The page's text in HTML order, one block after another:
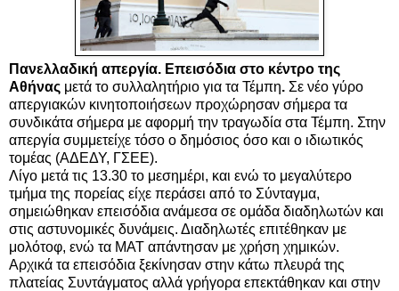
Πανελλαδική απεργία. Επεισόδια στο κέντρο της
Αθήνας μετά το συλλαλητήριο για τα Τέμπη. Σε νέο γύρο
απεργιακών κινητοποιήσεων προχώρησαν σήμερα τα
συνδικάτα σήμερα με αφορμή την τραγωδία στα Τέμπη. Στην
απεργία συμμετείχε τόσο ο δημόσιος όσο και ο ιδιωτικός
τομέας (ΑΔΕΔΥ, ΓΣΕΕ).
Λίγο μετά τις 13.30 το μεσημέρι, και ενώ το μεγαλύτερο
τμήμα της πορείας είχε περάσει από το Σύνταγμα,
σημειώθηκαν επεισόδια ανάμεσα σε ομάδα διαδηλωτών και
στις αστυνομικές δυνάμεις. Διαδηλωτές επιτέθηκαν με
μολότοφ, ενώ τα ΜΑΤ απάντησαν με χρήση χημικών.
Αρχικά τα επεισόδια ξεκίνησαν στην κάτω πλευρά της
πλατείας Συντάγματος αλλά γρήγορα επεκτάθηκαν και στην